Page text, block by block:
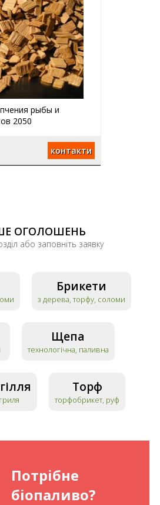
рыбы и
2050
контакти
ОГОЛОШЕНЬ
або заповніть заявку
Брикети
з дерева, торфу, соломи
Щепа
технологічна, паливна
Торф
торфобрикет, руф
Потрібне
біопаливо?